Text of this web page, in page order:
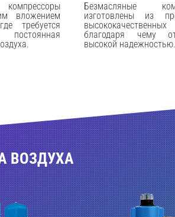
вложением
требуется
Безмасляные
изготовлены из
благодаря чему
высокой надежностью.
ВОЗДУХА